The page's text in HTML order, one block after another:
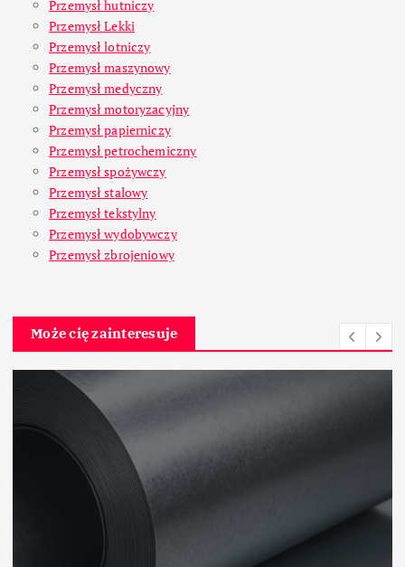
Przemysł hutniczy
Przemysł Lekki
Przemysł lotniczy
Przemysł maszynowy
Przemysł medyczny
Przemysł motoryzacyjny
Przemysł papierniczy
Przemysł petrochemiczny
Przemysł spożywczy
Przemysł stalowy
Przemysł tekstylny
Przemysł wydobywczy
Przemysł zbrojeniowy
Może cię zainteresuje